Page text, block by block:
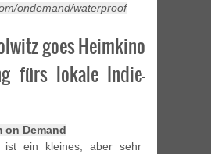
ondemand/waterproof
goes Heimkino
fürs lokale Indie-
on Demand
ist ein kleines, aber sehr